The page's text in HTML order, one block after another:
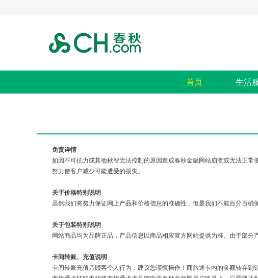
首页 生活
免责详情
如因不可抗力或其他秋智无法控制的原因造成春秋金融网站崩溃或无法正
努力使客户减少可能遭受的损失。
关于价格特别说明
虽然我们将努力保证网上产品和价格信息的准确性，但是我们不能百分百
关于包装特别说明
网站商品均为品牌正品，产品信息以商品相应官方网站提供为准。由于部
卡间转账、充值说明
卡间转账充值乃顾客个人行为，建议您谨慎操作！商旅通卡内的金额转存